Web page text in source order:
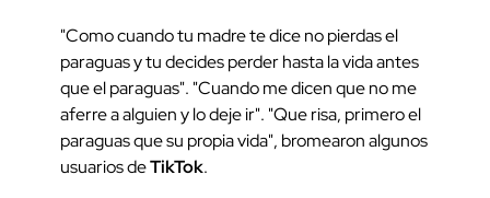
"Como cuando tu madre te dice no pierdas el
paraguas y tu decides perder hasta la vida antes
que el paraguas". "Cuando me dicen que no me
aferre a alguien y lo deje ir". "Que risa, primero el
paraguas que su propia vida", bromearon algunos
usuarios deTikTok.